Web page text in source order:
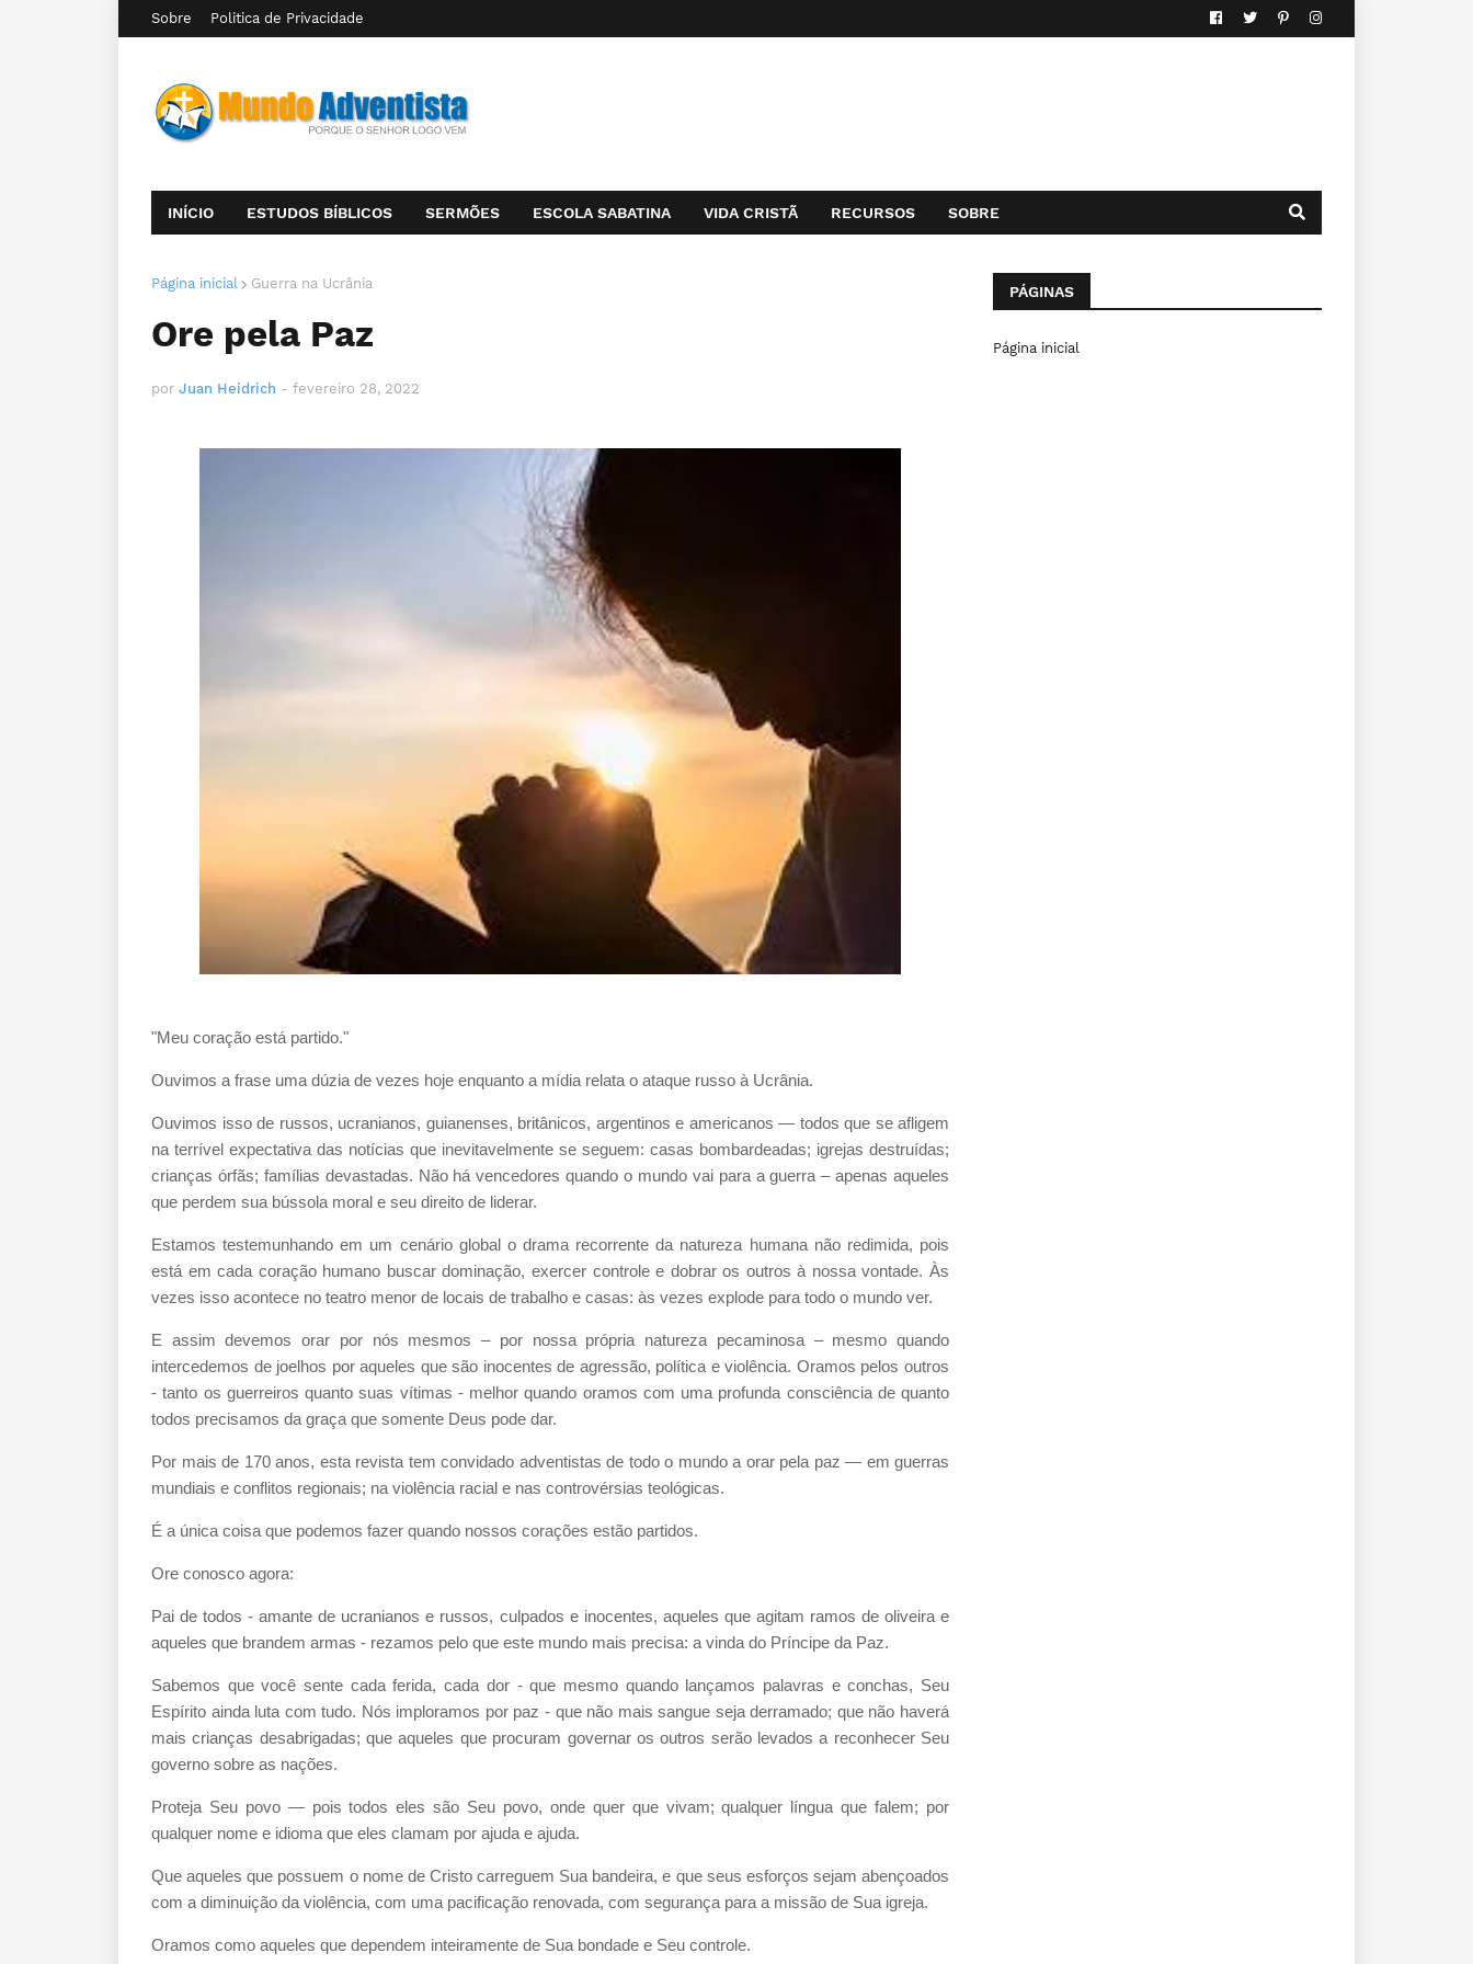
Sobre Politica de Privacidade
INÍCIO ESTUDOS BÍBLICOS SERMÕES ESCOLA SABATINA VIDA CRISTÃ RECURSOS SOBRE
Página inicial Guerra na Ucrânia
Ore pela Paz
por Juan Heidrich - fevereiro 28, 2022
"Meu coração está partido."
Ouvimos a frase uma dúzia de vezes hoje enquanto a mídia relata o ataque russo à Ucrânia.
Ouvimos isso de russos, ucranianos, guianenses, britânicos, argentinos e americanos — todos que se afligem
na terrível expectativa das notícias que inevitavelmente se seguem: casas bombardeadas; igrejas destruídas;
crianças órfãs; famílias devastadas. Não há vencedores quando o mundo vai para a guerra – apenas aqueles
que perdem sua bússola moral e seu direito de liderar.
Estamos testemunhando em um cenário global o drama recorrente da natureza humana não redimida, pois
está em cada coração humano buscar dominação, exercer controle e dobrar os outros à nossa vontade. Às
vezes isso acontece no teatro menor de locais de trabalho e casas: às vezes explode para todo o mundo ver.
E assim devemos orar por nós mesmos – por nossa própria natureza pecaminosa – mesmo quando
intercedemos de joelhos por aqueles que são inocentes de agressão, política e violência. Oramos pelos outros
- tanto os guerreiros quanto suas vítimas - melhor quando oramos com uma profunda consciência de quanto
todos precisamos da graça que somente Deus pode dar.
Por mais de 170 anos, esta revista tem convidado adventistas de todo o mundo a orar pela paz — em guerras
mundiais e conflitos regionais; na violência racial e nas controvérsias teológicas.
É a única coisa que podemos fazer quando nossos corações estão partidos.
Ore conosco agora:
Pai de todos - amante de ucranianos e russos, culpados e inocentes, aqueles que agitam ramos de oliveira e
aqueles que brandem armas - rezamos pelo que este mundo mais precisa: a vinda do Príncipe da Paz.
Sabemos que você sente cada ferida, cada dor - que mesmo quando lançamos palavras e conchas, Seu
Espírito ainda luta com tudo. Nós imploramos por paz - que não mais sangue seja derramado; que não haverá
mais crianças desabrigadas; que aqueles que procuram governar os outros serão levados a reconhecer Seu
governo sobre as nações.
Proteja Seu povo — pois todos eles são Seu povo, onde quer que vivam; qualquer língua que falem; por
qualquer nome e idioma que eles clamam por ajuda e ajuda.
Que aqueles que possuem o nome de Cristo carreguem Sua bandeira, e que seus esforços sejam abençoados
com a diminuição da violência, com uma pacificação renovada, com segurança para a missão de Sua igreja.
Oramos como aqueles que dependem inteiramente de Sua bondade e Seu controle.
PÁGINAS
Página inicial